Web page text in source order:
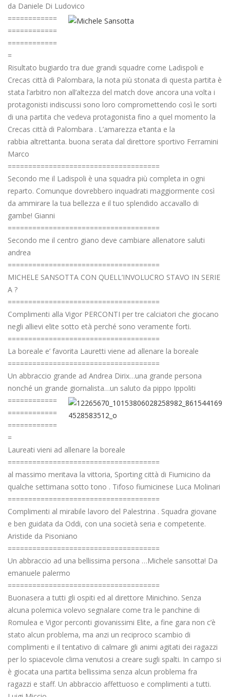
da Daniele Di Ludovico
============
============
============
=
Risultato bugiardo tra due grandi squadre come Ladispoli e
Crecas città di Palombara, la nota più stonata di questa partita è
stata l’arbitro non all’altezza del match dove ancora una volta i
protagonisti indiscussi sono loro compromettendo così le sorti
di una partita che vedeva protagonista fino a quel momento la
Crecas città di Palombara . L’amarezza e’tanta e la
rabbia altrettanta. buona serata dal direttore sportivo Ferramini
Marco
=====================================
Secondo me il Ladispoli è una squadra più completa in ogni
reparto. Comunque dovrebbero inquadrati maggiormente così
da ammirare la tua bellezza e il tuo splendido accavallo di
gambe! Gianni
=====================================
Secondo me il centro giano deve cambiare allenatore saluti
andrea
=====================================
MICHELE SANSOTTA CON QUELL’INVOLUCRO STAVO IN SERIE
A ?
=====================================
Complimenti alla Vigor PERCONTI per tre calciatori che giocano
negli allievi elite sotto età perché sono veramente forti.
=====================================
La boreale e’ favorita Lauretti viene ad allenare la boreale
=====================================
Un abbraccio grande ad Andrea Dirix…una grande persona
nonché un grande giornalista…un saluto da pippo Ippoliti
============
============
============
=
Laureati vieni ad allenare la boreale
=====================================
al massimo meritava la vittoria, Sporting città di Fiumicino da
qualche settimana sotto tono . Tifoso fiumicinese Luca Molinari
=====================================
Complimenti al mirabile lavoro del Palestrina . Squadra giovane
e ben guidata da Oddi, con una società seria e competente.
Aristide da Pisoniano
=====================================
Un abbraccio ad una bellissima persona …Michele sansotta! Da
emanuele palermo
=====================================
Buonasera a tutti gli ospiti ed al direttore Minichino. Senza
alcuna polemica volevo segnalare come tra le panchine di
Romulea e Vigor perconti giovanissimi Elite, a fine gara non c’è
stato alcun problema, ma anzi un reciproco scambio di
complimenti e il tentativo di calmare gli animi agitati dei ragazzi
per lo spiacevole clima venutosi a creare sugli spalti. In campo si
è giocata una partita bellissima senza alcun problema fra
ragazzi e staff. Un abbraccio affettuoso e complimenti a tutti.